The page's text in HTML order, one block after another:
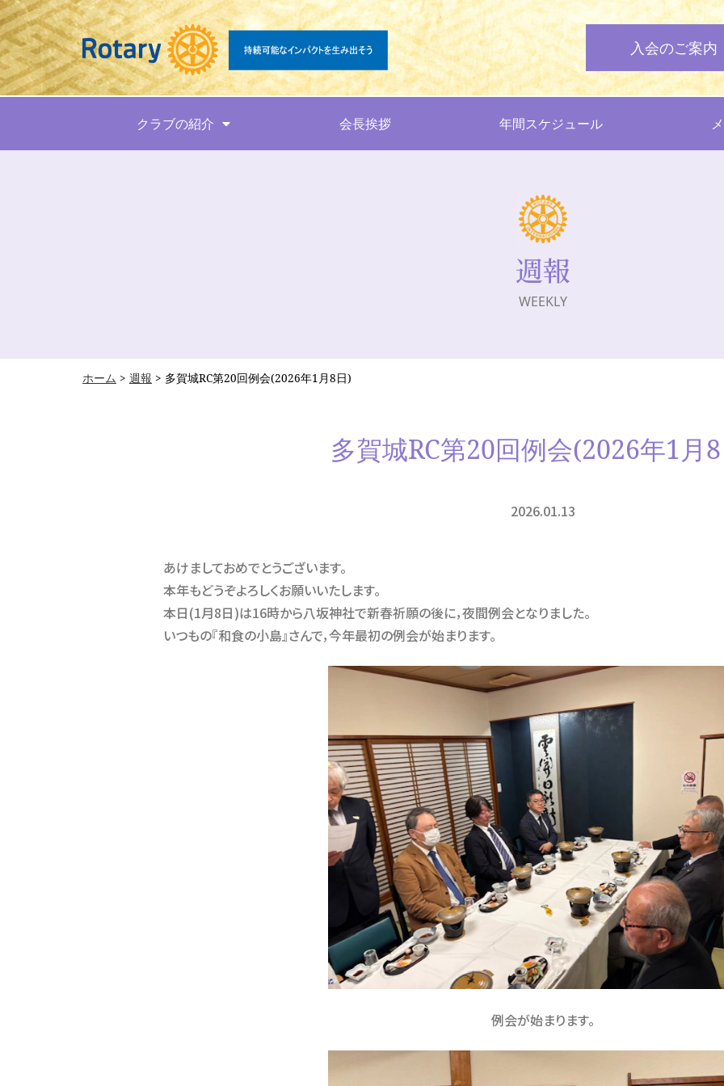
入会のご案内
クラブの紹介 会長挨拶 年間スケジュール
週報
WEEKLY
ホーム > 週報 > 多賀城RC第20回例会(2026年1月8日)
多賀城RC第20回例会(2026年1月
2026.01.13
あけましておめでとうございます。
本年もどうぞよろしくお願いいたします。
本日(1月8日)は16時から八坂神社で新春祈願の後に，夜間例会となりました。
いつもの『和食の小島』さんで，今年最初の例会が始まります。
例会が始まります。